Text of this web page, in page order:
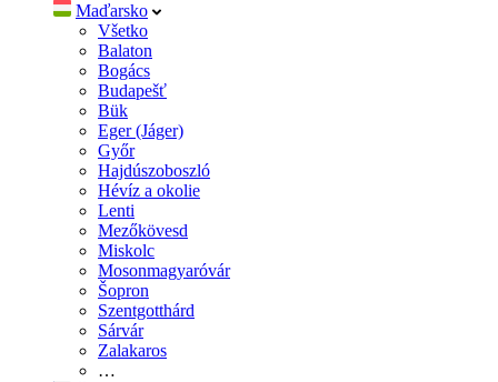
Maďarsko
Všetko
Balaton
Bogács
Budapešť
Bük
Eger (Jáger)
Győr
Hajdúszoboszló
Hévíz a okolie
Lenti
Mezőkövesd
Miskolc
Mosonmagyaróvár
Šopron
Szentgotthárd
Sárvár
Zalakaros
…